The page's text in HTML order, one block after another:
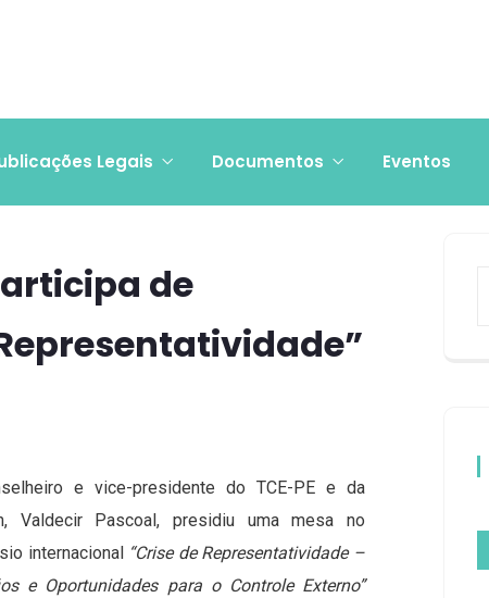
Legais Documentos Eventos
de
e vice-presidente do TCE-PE e da
Valdecir Pascoal, presidiu uma mesa no
internacional “Crise de Representatividade –
e Oportunidades para o Controle Externo”